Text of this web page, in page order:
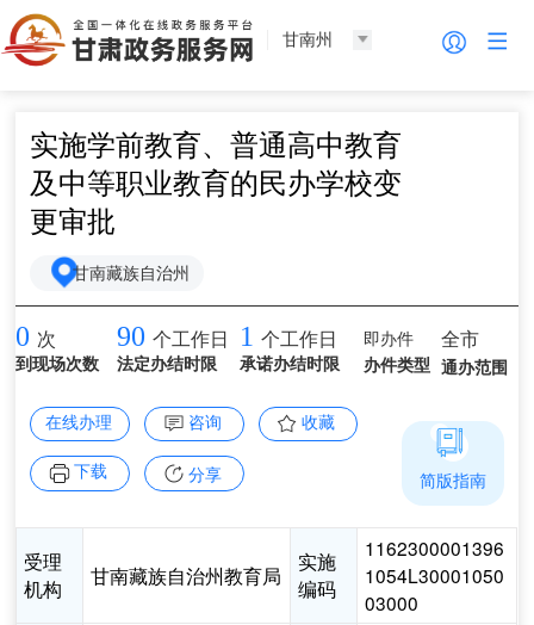
甘南州
实施学前教育、普通高中教育
及中等职业教育的民办学校变
更审批
甘南藏族自治州
0 次
到现场次数
90 个工作日
法定办结时限
1 个工作日
承诺办结时限
即办件
办件类型
全市
通办范围
在线办理 咨询 收藏
下载 分享
受理
机构
甘南藏族自治州教育局
实施
编码
1162300001396
1054L30001050
03000
简版指南